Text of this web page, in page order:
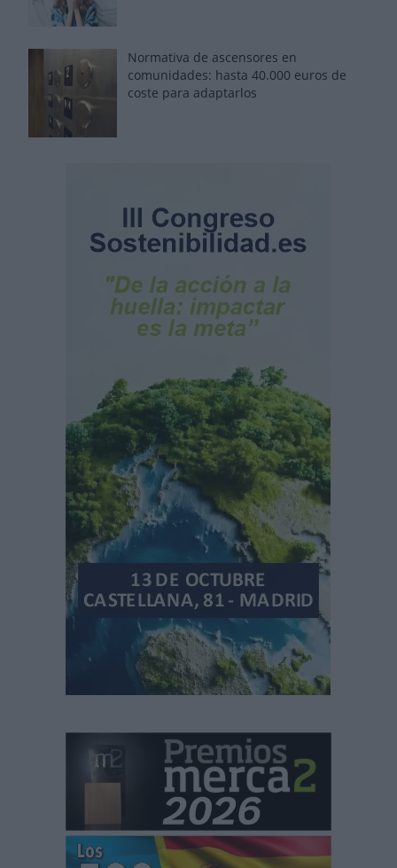
Normativa de ascensores en
comunidades: hasta 40.000 euros de
coste para adaptarlos